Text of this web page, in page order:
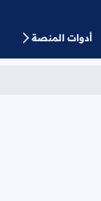
أدوات المنصة